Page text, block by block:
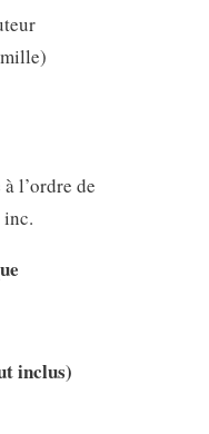
l’ordre de
inclus)